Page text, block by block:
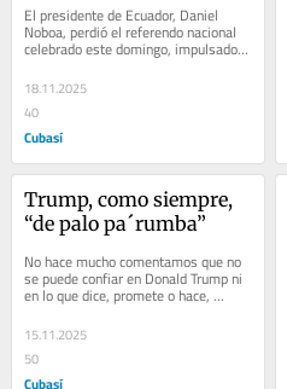
El presidente de Ecuador, Daniel
Noboa, perdió el referendo nacional
celebrado este domingo, impulsado
por él mismo, cuyas cuatro preguntas
fueron...
18.11.2025
40
Cubasí
Trump, como siempre,
“de palo pa´rumba”
No hace mucho comentamos que no
se puede confiar en Donald Trump ni
en lo que dice, promete o hace,
porque de repente cambia “de palo pa
´rumba”,...
15.11.2025
50